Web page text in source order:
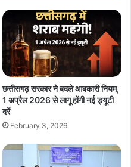
छत्तीसगढ़ सरकार ने बदले आबकारी नियम,
1 अप्रैल 2026 से लागू होंगी नई ड्यूटी
दरें
February 3, 2026